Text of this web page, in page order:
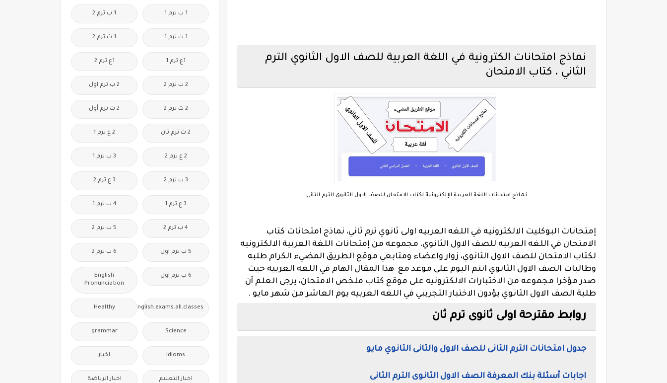
نماذج امتحانات الكترونية في اللغة العربية للصف الاول الثانوي الترم
الثاني ، كتاب الامتحان
نماذج امتحانات اللغة العربية الإلكترونية لكتاب الامتحان للصف الاول الثانوي الترم الثاني
إمتحانات البوكليت الالكترونيه في اللغه العربيه اولى ثانوي ترم ثاني، نماذج امتحانات كتاب
الامتحان في اللغه العربيه للصف الاول الثانوي، مجموعه من إمتحانات اللغة العربية الالكترونيه
لكتاب الامتحان للصف الاول الثانوي، زوار واعضاء ومتابعي موقع الطريق المضيء الكرام طلبه
وطالبات الصف الاول الثانوي انتم اليوم على موعد مع هذا المقال الهام في اللغه العربيه حيث
صدر مؤخرا مجموعه من الاختبارات الالكترونيه على موقع كتاب ملخص الامتحان، يرجى العلم أن
طلبة الصف الاول الثانوي يؤدون الاختبار التجريبي في اللغه العربيه يوم العاشر من شهر مايو .
روابط مقترحة اولى ثانوى ترم ثان
جدول امتحانات الترم الثانى للصف الاول والثانى الثانوي مايو
اجابات أسئلة بنك المعرفة الصف الاول الثانوى الترم الثانى
1 ب ترم 1 1 ب ترم 2
1 ث ترم 1 1 ث ترم 2
1ع ترم 1 1ع ترم 2
2 ب ترم 2 2 ب ترم اول
2 ث ترم 2 2 ث ترم أول
2 ث ترم ثان 2 ع ترم 1
2 ع ترم 2 3 ب ترم 1
3 ب ترم 2 3 ع ترم 2
3 ع ترم 1 4 ب ترم 1
4 ب ترم 2 5 ب ترم 2
5 ب ترم اول 6 ب ترم 2
6 ب ترم اول
English
Pronunciation
Free.English.exams.all.classes
Healthy
Science
grammar
idioms اخبار
اخبار التعليم اخبار الرياضة